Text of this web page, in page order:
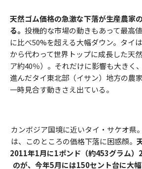
天然ゴム価格の急激な下落が生産農家
る。 投機的な市場の動きもあって最高
に比べ50%を超える大幅ダウン。タイ
から代わって世界トップに成長した天
ア約40％）。それだけに影響も大きく
進んだタイ東北部（イサン）地方の農
一時見合す動きさえ出ている。
カンボジア国境に近いタイ・サケオ県
は、このところの価格下落に困惑顔。
2011年1月に1ポンド（約453グラム）
のが、今年5月には150セント台に大幅